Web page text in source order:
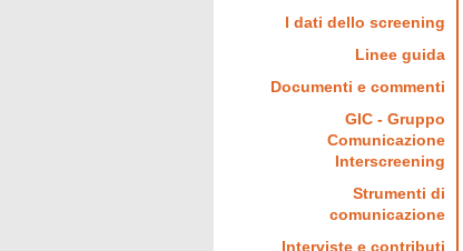
I dati dello screening
Linee guida
Documenti e commenti
GIC - Gruppo
Comunicazione
Interscreening
Strumenti di
comunicazione
Interviste e contributi